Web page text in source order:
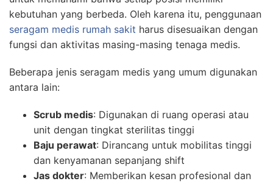
kebutuhan yang berbeda. Oleh karena itu, penggunaan
seragam medis rumah sakit harus disesuaikan dengan
fungsi dan aktivitas masing-masing tenaga medis.
Beberapa jenis seragam medis yang umum digunakan
antara lain:
Scrub medis: Digunakan di ruang operasi atau
unit dengan tingkat sterilitas tinggi
Baju perawat: Dirancang untuk mobilitas tinggi
dan kenyamanan sepanjang shift
Jas dokter: Memberikan kesan profesional dan